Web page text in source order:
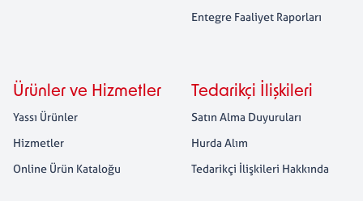
Entegre Faaliyet Raporları
Ürünler ve Hizmetler
Yassı Ürünler
Hizmetler
Online Ürün Kataloğu
Tedarikçi İlişkileri
Satın Alma Duyuruları
Hurda Alım
Tedarikçi İlişkileri Hakkında